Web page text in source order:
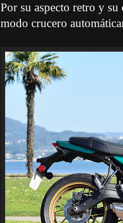
Por su aspecto retro y
modo crucero